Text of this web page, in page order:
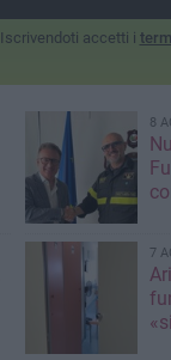
Iscrivendoti accetti i
8
7